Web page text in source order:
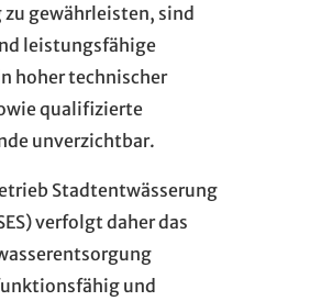
zu gewährleisten, sind
leistungsfähige
hoher technischer
qualifizierte
unverzichtbar.
Stadtentwässerung
verfolgt daher das
und